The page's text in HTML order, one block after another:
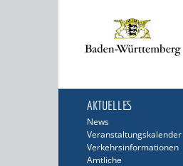
AKTUELLES
News
Veranstaltungskalender
Verkehrsinformationen
Amtliche